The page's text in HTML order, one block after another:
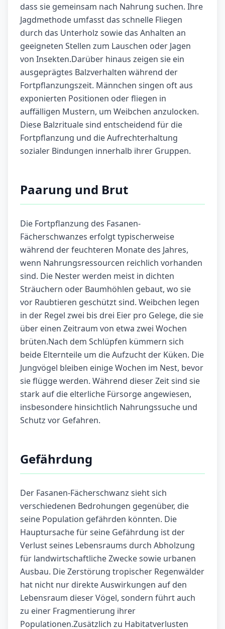
dass sie gemeinsam nach Nahrung suchen. Ihre
Jagdmethode umfasst das schnelle Fliegen
durch das Unterholz sowie das Anhalten an
geeigneten Stellen zum Lauschen oder Jagen
von Insekten.Darüber hinaus zeigen sie ein
ausgeprägtes Balzverhalten während der
Fortpflanzungszeit. Männchen singen oft aus
exponierten Positionen oder fliegen in
auffälligen Mustern, um Weibchen anzulocken.
Diese Balzrituale sind entscheidend für die
Fortpflanzung und die Aufrechterhaltung
sozialer Bindungen innerhalb ihrer Gruppen.
Paarung und Brut
Die Fortpflanzung des Fasanen-
Fächerschwanzes erfolgt typischerweise
während der feuchteren Monate des Jahres,
wenn Nahrungsressourcen reichlich vorhanden
sind. Die Nester werden meist in dichten
Sträuchern oder Baumhöhlen gebaut, wo sie
vor Raubtieren geschützt sind. Weibchen legen
in der Regel zwei bis drei Eier pro Gelege, die sie
über einen Zeitraum von etwa zwei Wochen
brüten.Nach dem Schlüpfen kümmern sich
beide Elternteile um die Aufzucht der Küken. Die
Jungvögel bleiben einige Wochen im Nest, bevor
sie flügge werden. Während dieser Zeit sind sie
stark auf die elterliche Fürsorge angewiesen,
insbesondere hinsichtlich Nahrungssuche und
Schutz vor Gefahren.
Gefährdung
Der Fasanen-Fächerschwanz sieht sich
verschiedenen Bedrohungen gegenüber, die
seine Population gefährden könnten. Die
Hauptursache für seine Gefährdung ist der
Verlust seines Lebensraums durch Abholzung
für landwirtschaftliche Zwecke sowie urbanen
Ausbau. Die Zerstörung tropischer Regenwälder
hat nicht nur direkte Auswirkungen auf den
Lebensraum dieser Vögel, sondern führt auch
zu einer Fragmentierung ihrer
Populationen.Zusätzlich zu Habitatverlusten